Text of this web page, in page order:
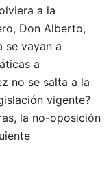
a la
Don Alberto,
se vayan a
a
no se salta a la
vigente?
la no-oposición